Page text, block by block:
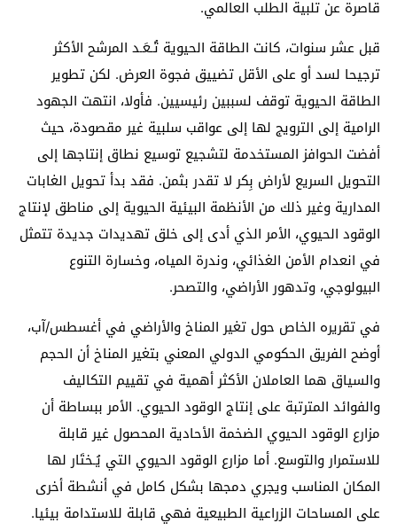
قاصرة عن تلبية الطلب العالمي.
قبل عشر سنوات، كانت الطاقة الحيوية تُـعَـد المرشح الأكثر
ترجيحا لسد أو على الأقل تضييق فجوة العرض. لكن تطوير
الطاقة الحيوية توقف لسببين رئيسيين. فأولا، انتهت الجهود
الرامية إلى الترويج لها إلى عواقب سلبية غير مقصودة، حيث
أفضت الحوافز المستخدمة لتشجيع توسيع نطاق إنتاجها إلى
التحويل السريع لأراض بِكر لا تقدر بثمن. فقد بدأ تحويل الغابات
المدارية وغير ذلك من الأنظمة البيئية الحيوية إلى مناطق لإنتاج
الوقود الحيوي، الأمر الذي أدى إلى خلق تهديدات جديدة تتمثل
في انعدام الأمن الغذائي، وندرة المياه، وخسارة التنوع
البيولوجي، وتدهور الأراضي، والتصحر.
في تقريره الخاص حول تغير المناخ والأراضي في أغسطس/آب،
أوضح الفريق الحكومي الدولي المعني بتغير المناخ أن الحجم
والسياق هما العاملان الأكثر أهمية في تقييم التكاليف
والفوائد المترتبة على إنتاج الوقود الحيوي. الأمر ببساطة أن
مزارع الوقود الحيوي الضخمة الأحادية المحصول غير قابلة
للاستمرار والتوسع. أما مزارع الوقود الحيوي التي يُـختَار لها
المكان المناسب ويجري دمجها بشكل كامل في أنشطة أخرى
على المساحات الزراعية الطبيعية فهي قابلة للاستدامة بيئيا.